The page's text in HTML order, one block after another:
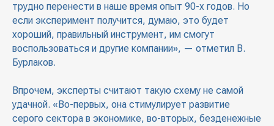
трудно перенести в наше время опыт 90-х годов. Но
если эксперимент получится, думаю, это будет
хороший, правильный инструмент, им смогут
воспользоваться и другие компании», — отметил В.
Бурлаков.
Впрочем, эксперты считают такую схему не самой
удачной. «Во-первых, она стимулирует развитие
серого сектора в экономике, во-вторых, безденежные